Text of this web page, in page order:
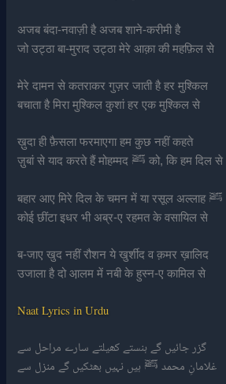
अजब बंदा-नवाज़ी है अजब शाने-करीमी है
जो उट्ठा बा-मुराद उट्ठा मेरे आक़ा की महफ़िल से
मेरे दामन से कतराकर गुज़र जाती है हर मुश्किल
बचाता है मिरा मुश्किल कुशां हर एक मुश्किल से
ख़ुदा ही फ़ैसला फरमाएगा हम कुछ नहीं कहते
ज़ुबां से याद करते हैं मोहम्मद ﷺ को, कि हम दिल से
बहार आए मिरे दिल के चमन में या रसूल अल्लाह ﷺ
कोई छींटा इधर भी अब्र-ए रहमत के वसायिल से
ब-जाए खुद नहीं रौशन ये खुर्शीद व क़मर ख़ालिद
उजाला है दो आ़लम में नबी के हुस्न-ए कामिल से
Naat Lyrics in Urdu
گزر جائیں گے ہنستے کھیلتے سارے مراحل سے
غلامانِ محمد ﷺ ہیں نہیں بھٹکیں گے منزل سے